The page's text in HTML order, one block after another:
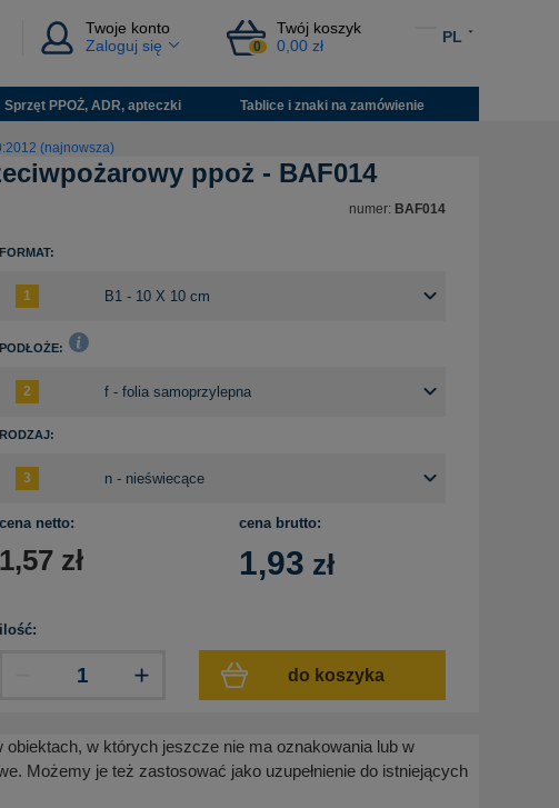
Twoje konto
Zaloguj się
Twój koszyk
0 0,00 zł
PL
Sprzęt PPOŻ, ADR, apteczki Tablice i znaki na zamówienie
(najnowsza)
ppoż - BAF014
numer: BAF014
FORMAT:
PODŁOŻE:
RODZAJ:
cena netto:
1,57 zł
cena brutto:
1,93 zł
ilość:
do koszyka
obiektach, w których jeszcze nie ma oznakowania lub w
Możemy je też zastosować jako uzupełnienie do istniejących